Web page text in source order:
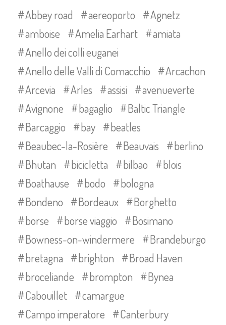
Abbey road aereoporto
Agnetz
amboise
Amelia Earhart
amiata
Anello dei colli euganei
Anello delle Valli di Comacchio
Arcachon
Arcevia
Arles assisi
avenueverte
Avignone
bagaglio
Baltic Triangle
Barcaggio
bay
beatles
Beaubec-la-Rosière
Beauvais
berlino
Bhutan
bicicletta bilbao
blois
Boathause
bodo
bologna
Bondeno
Bordeaux
Borghetto
borse
borse viaggio
Bosimano
Bowness-on-windermere
Brandeburgo
bretagna
brighton
Broad Haven
broceliande
brompton
Bynea
Cabouillet
camargue
Campo imperatore
Canterbury